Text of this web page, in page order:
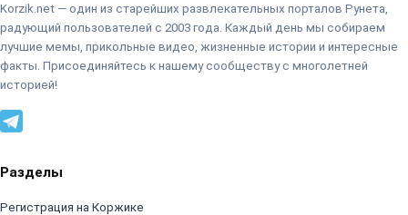
Korzik.net — один из старейших развлекательных порталов Рунета,
радующий пользователей с 2003 года. Каждый день мы собираем
лучшие мемы, прикольные видео, жизненные истории и интересные
факты. Присоединяйтесь к нашему сообществу с многолетней
историей!
Разделы
Регистрация на Коржике